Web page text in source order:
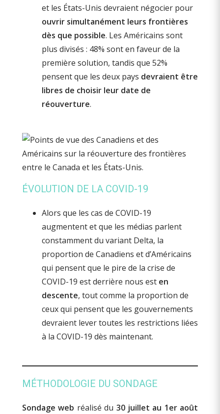
et les États-Unis devraient négocier pour
ouvrir simultanément leurs frontières
dès que possible. Les Américains sont
plus divisés : 48% sont en faveur de la
première solution, tandis que 52%
pensent que les deux pays devraient être
libres de choisir leur date de
réouverture.
ÉVOLUTION DE LA COVID-19
Alors que les cas de COVID-19
augmentent et que les médias parlent
constamment du variant Delta, la
proportion de Canadiens et d’Américains
qui pensent que le pire de la crise de
COVID-19 est derrière nous est en
descente, tout comme la proportion de
ceux qui pensent que les gouvernements
devraient lever toutes les restrictions liées
à la COVID-19 dès maintenant.
MÉTHODOLOGIE DU SONDAGE
Sondage web réalisé du 30 juillet au 1er août